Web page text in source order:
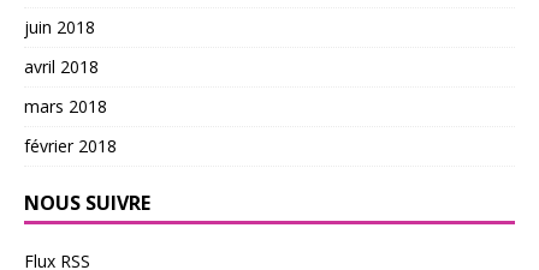
juin 2018
avril 2018
mars 2018
février 2018
NOUS SUIVRE
Flux RSS